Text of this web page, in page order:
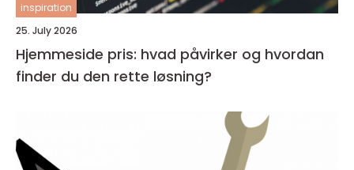
inspiration
25. July 2026
Hjemmeside pris: hvad påvirker og hvordan
finder du den rette løsning?